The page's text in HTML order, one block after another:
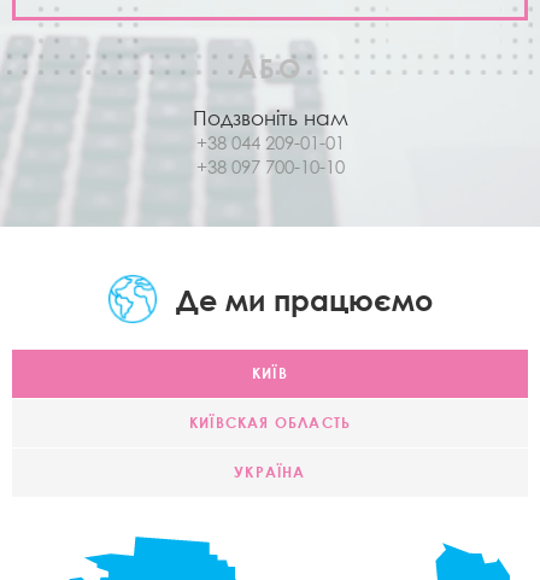
АБО
Подзвоніть нам
+38 044 209-01-01
+38 097 700-10-10
Де ми працюємо
КИЇВ
КИЇВСКАЯ ОБЛАСТЬ
УКРАЇНА